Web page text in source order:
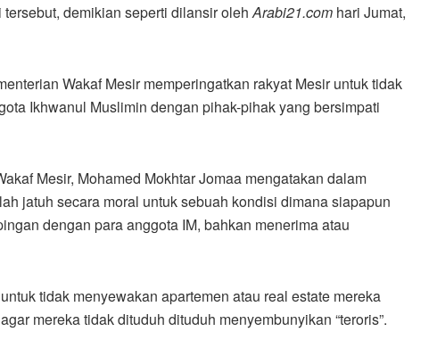
demikian seperti dilansir olehArabi21.com hari Jumat,
Wakaf Mesir memperingatkan rakyat Mesir untuk tidak
Ikhwanul Muslimin dengan pihak-pihak yang bersimpati
Mesir, Mohamed Mokhtar Jomaa mengatakan dalam
jatuh secara moral untuk sebuah kondisi dimana siapapun
dengan para anggota IM, bahkan menerima atau
tidak menyewakan apartemen atau real estate mereka
mereka tidak dituduh dituduh menyembunyikan “teroris”.